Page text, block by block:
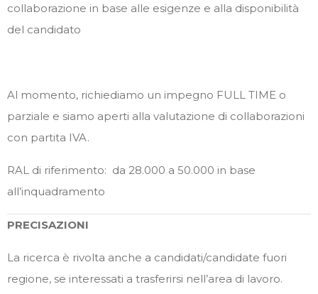
collaborazione in base alle esigenze e alla disponibilità
del candidato
Al momento, richiediamo un impegno FULL TIME o
parziale e siamo aperti alla valutazione di collaborazioni
con partita IVA.
RAL di riferimento: da 28.000 a 50.000 in base
all’inquadramento
PRECISAZIONI
La ricerca è rivolta anche a candidati/candidate fuori
regione, se interessati a trasferirsi nell’area di lavoro.